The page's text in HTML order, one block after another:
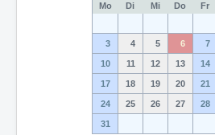
Mo Di Mi Do Fr
3 4 5 6 7
10 11 12 13 14
17 18 19 20 21
24 25 26 27 28
31